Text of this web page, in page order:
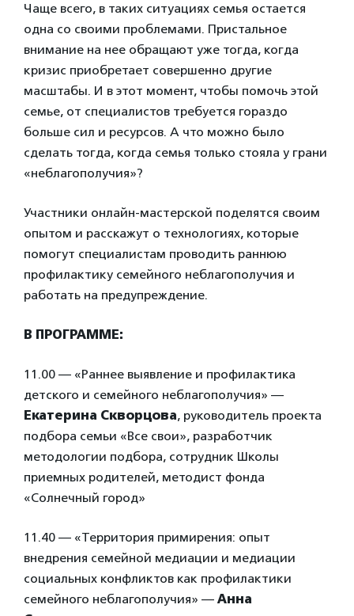
Чаще всего, в таких ситуациях семья остается
одна со своими проблемами. Пристальное
внимание на нее обращают уже тогда, когда
кризис приобретает совершенно другие
масштабы. И в этот момент, чтобы помочь этой
семье, от специалистов требуется гораздо
больше сил и ресурсов. А что можно было
сделать тогда, когда семья только стояла у грани
«неблагополучия»?
Участники онлайн-мастерской поделятся своим
опытом и расскажут о технологиях, которые
помогут специалистам проводить раннюю
профилактику семейного неблагополучия и
работать на предупреждение.
В ПРОГРАММЕ:
11.00 — «Раннее выявление и профилактика
детского и семейного неблагополучия» —
Екатерина Скворцова, руководитель проекта
подбора семьи «Все свои», разработчик
методологии подбора, сотрудник Школы
приемных родителей, методист фонда
«Солнечный город»
11.40 — «Территория примирения: опыт
внедрения семейной медиации и медиации
социальных конфликтов как профилактики
семейного неблагополучия» — Анна